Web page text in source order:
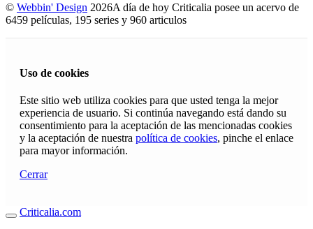
© Webbin' Design 2026A día de hoy Criticalia posee un acervo de
6459 películas, 195 series y 960 articulos
Uso de cookies
Este sitio web utiliza cookies para que usted tenga la mejor
experiencia de usuario. Si continúa navegando está dando su
consentimiento para la aceptación de las mencionadas cookies
y la aceptación de nuestra política de cookies, pinche el enlace
para mayor información.
Cerrar
Criticalia.com